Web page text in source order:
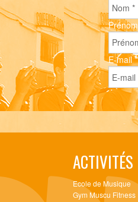
Prénom
E-mail*
ACTIVITÉS
Ecole de Musique
Gym Muscu Fitness